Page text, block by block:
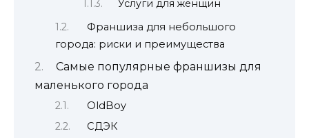
Услуги для женщин
Франшиза для небольшого
города: риски и преимущества
Самые популярные франшизы для
маленького города
OldBoy
СДЭК